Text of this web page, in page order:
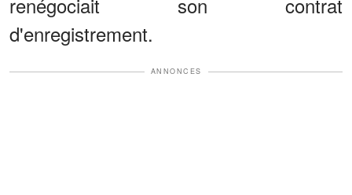
d'enregistrement.
ANNONCES